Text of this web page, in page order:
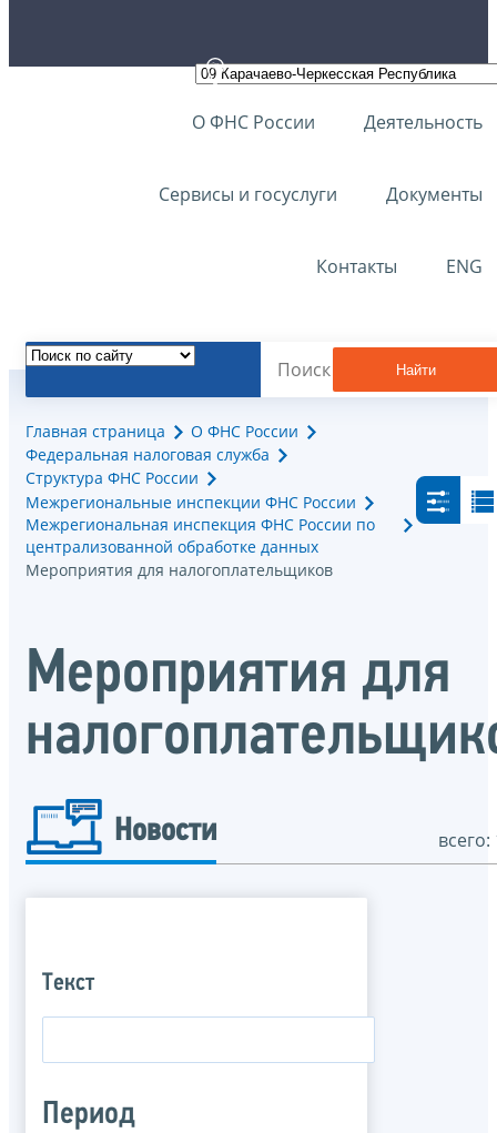
О ФНС России Деятельность
Сервисы и госуслуги Документы
Контакты ENG
Найти
Главная страница
О ФНС России
Федеральная налоговая служба
Структура ФНС России
Межрегиональные инспекции ФНС России
Межрегиональная инспекция ФНС России по
централизованной обработке данных
Мероприятия для налогоплательщиков
Мероприятия для
Новости всего:
Текст
Период